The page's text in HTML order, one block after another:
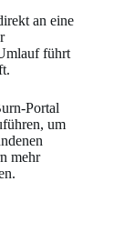
an eine
führt
Portal
um
mehr